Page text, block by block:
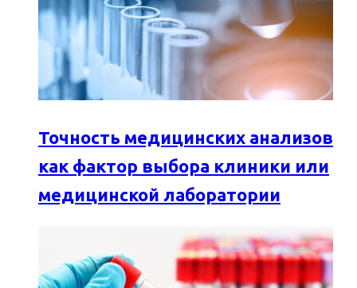
Точность медицинских анализов
как фактор выбора клиники или
медицинской лаборатории